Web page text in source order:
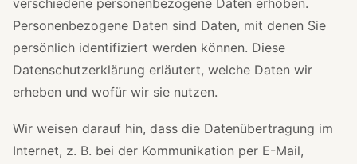
verschiedene personenbezogene Daten erhoben.
Personenbezogene Daten sind Daten, mit denen Sie
persönlich identifiziert werden können. Diese
Datenschutzerklärung erläutert, welche Daten wir
erheben und wofür wir sie nutzen.
Wir weisen darauf hin, dass die Datenübertragung im
Internet, z. B. bei der Kommunikation per E-Mail,